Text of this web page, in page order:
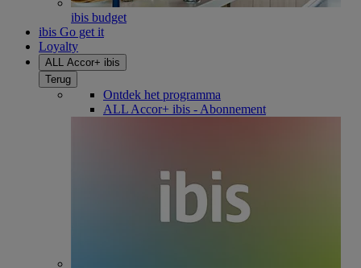
ibis budget
ibis Go get it
Loyalty
ALL Accor+ ibis
Terug
Ontdek het programma
ALL Accor+ ibis - Abonnement